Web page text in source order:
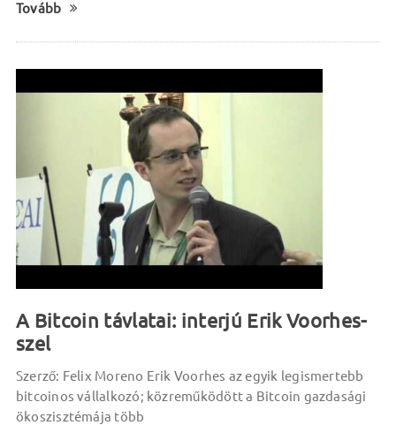
Tovább
A Bitcoin távlatai: interjú Erik Voorhes-
szel
Szerző: Felix Moreno Erik Voorhes az egyik legismertebb
bitcoinos vállalkozó; közreműködött a Bitcoin gazdasági
ökoszisztémája több